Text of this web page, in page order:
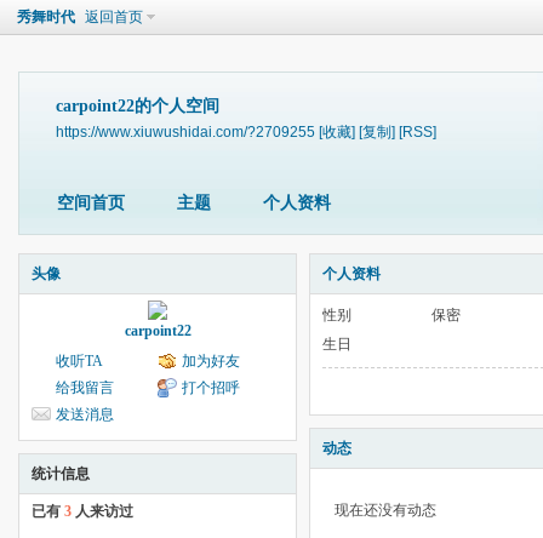
秀舞时代 返回首页
carpoint22的个人空间
https://www.xiuwushidai.com/?2709255 [收藏] [复制] [RSS]
空间首页 主题 个人资料
头像
carpoint22
收听TA
加为好友
给我留言
打个招呼
发送消息
统计信息
已有 3 人来访过
个人资料
性别
保密
生日
动态
现在还没有动态